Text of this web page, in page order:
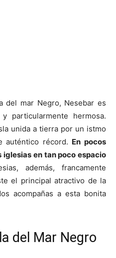
del mar Negro, Nesebar es
particularmente hermosa.
unida a tierra por un istmo
auténtico récord. En pocos
en tan poco espacio
además, francamente
el principal atractivo de la
acompañas a esta bonita
del Mar Negro